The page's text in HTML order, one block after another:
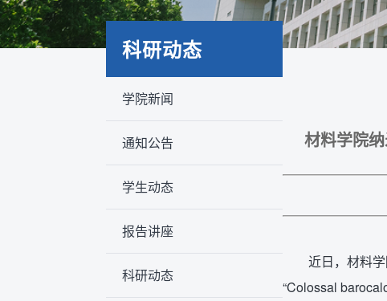
科研动态
学院新闻
通知公告
学生动态
报告讲座
科研动态
材料学院
近日，材料
“Colossal